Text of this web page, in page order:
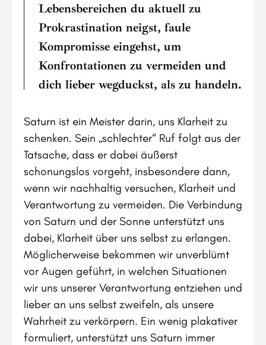
Lebensbereichen du aktuell zu
Prokrastination neigst, faule
Kompromisse eingehst, um
Konfrontationen zu vermeiden und
dich lieber wegduckst, als zu handeln.
Saturn ist ein Meister darin, uns Klarheit zu
schenken. Sein „schlechter“ Ruf folgt aus der
Tatsache, dass er dabei äußerst
schonungslos vorgeht, insbesondere dann,
wenn wir nachhaltig versuchen, Klarheit und
Verantwortung zu vermeiden. Die Verbindung
von Saturn und der Sonne unterstützt uns
dabei, Klarheit über uns selbst zu erlangen.
Möglicherweise bekommen wir unverblümt
vor Augen geführt, in welchen Situationen
wir uns unserer Verantwortung entziehen und
lieber an uns selbst zweifeln, als unsere
Wahrheit zu verkörpern. Ein wenig plakativer
formuliert, unterstützt uns Saturn immer